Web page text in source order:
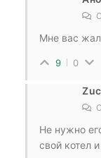
Мне вас
9 0
Не нужно
свой котел